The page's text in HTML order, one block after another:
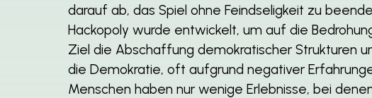
darauf ab, das Spiel ohne Feindseligkeit zu
Hackopoly wurde entwickelt, um auf die
Ziel die Abschaffung demokratischer Strukturen
die Demokratie, oft aufgrund negativer
Menschen haben nur wenige Erlebnisse, bei